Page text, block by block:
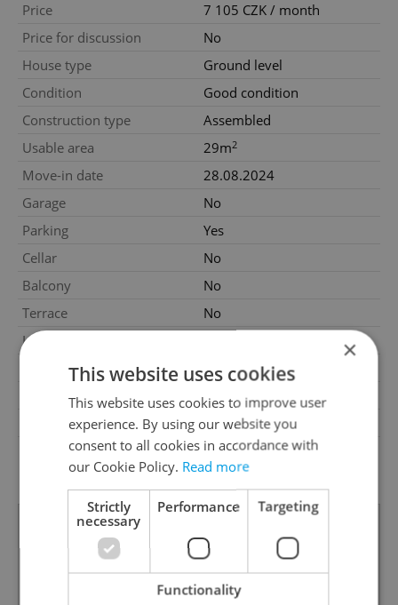
Price
7 105 CZK / month
Price for discussion
No
House type
Ground level
Condition
Good condition
Construction type
Assembled
Usable area
29m2
Move-in date
28.08.2024
Garage
No
Parking
Yes
Cellar
No
Balcony
No
Terrace
No
Loggia
No
Garrets (attic spaces)
No
Low-energy
No
Energy Rating
G - Exceptionally
uneconomical
×
This website uses cookies
This website uses cookies to improve user
experience. By using our website you
consent to all cookies in accordance with
our Cookie Policy. Read more
Strictly
necessary
Performance Targeting
Functionality